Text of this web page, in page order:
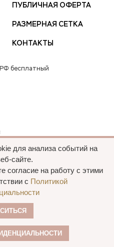
ПУБЛИЧНАЯ ОФЕРТА
РАЗМЕРНАЯ СЕТКА
КОНТАКТЫ
бесплатный
г. Пенза Пензенская обл.,
для анализа событий на
сайте.
согласие на работу с этими
с Политикой
2015—2025 Пальто